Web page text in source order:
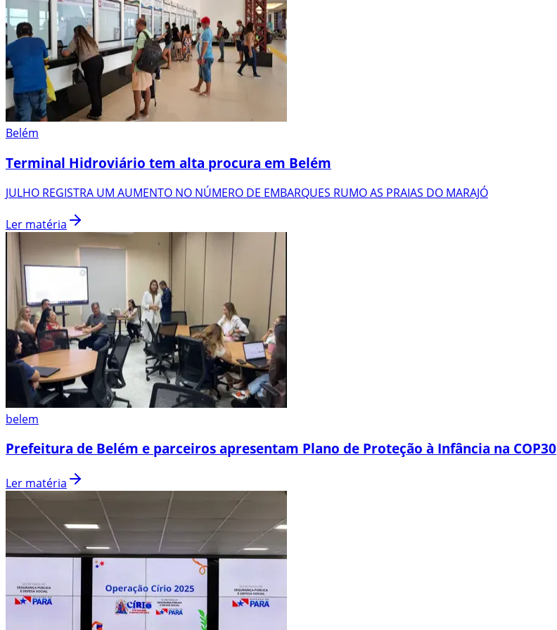
Belém
Terminal Hidroviário tem alta procura em Belém
JULHO REGISTRA UM AUMENTO NO NÚMERO DE EMBARQUES RUMO AS PRAIAS DO MARAJÓ
Ler matéria
belem
Prefeitura de Belém e parceiros apresentam Plano de Proteção à Infância na COP30
Ler matéria